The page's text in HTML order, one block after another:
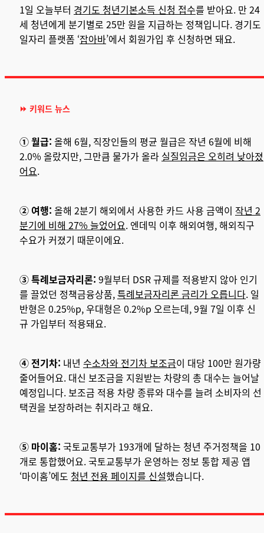
1일 오늘부터 경기도 청년기본소득 신청 접수를 받아요. 만 24
세 청년에게 분기별로 25만 원을 지급하는 정책입니다. 경기도
일자리 플랫폼 ‘잡아바’에서 회원가입 후 신청하면 돼요.
⏩ 키워드 뉴스
① 월급: 올해 6월, 직장인들의 평균 월급은 작년 6월에 비해
2.0% 올랐지만, 그만큼 물가가 올라 실질임금은 오히려 낮아졌
어요.
② 여행: 올해 2분기 해외에서 사용한 카드 사용 금액이 작년 2
분기에 비해 27% 늘었어요. 엔데믹 이후 해외여행, 해외직구
수요가 커졌기 때문이에요.
③ 특례보금자리론: 9월부터 DSR 규제를 적용받지 않아 인기
를 끌었던 정책금융상품,특례보금자리론 금리가 오릅니다. 일
반형은 0.25%p, 우대형은 0.2%p 오르는데, 9월 7일 이후 신
규 가입부터 적용돼요.
④ 전기차: 내년 수소차와 전기차 보조금이 대당 100만 원가량
줄어들어요. 대신 보조금을 지원받는 차량의 총 대수는 늘어날
예정입니다. 보조금 적용 차량 종류와 대수를 늘려 소비자의 선
택권을 보장하려는 취지라고 해요.
⑤ 마이홈: 국토교통부가 193개에 달하는 청년 주거정책을 10
개로 통합했어요. 국토교통부가 운영하는 정보 통합 제공 앱
‘마이홈’에도 청년 전용 페이지를 신설했습니다.